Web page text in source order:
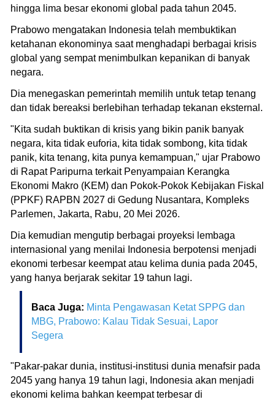
hingga lima besar ekonomi global pada tahun 2045.
Prabowo mengatakan Indonesia telah membuktikan
ketahanan ekonominya saat menghadapi berbagai krisis
global yang sempat menimbulkan kepanikan di banyak
negara.
Dia menegaskan pemerintah memilih untuk tetap tenang
dan tidak bereaksi berlebihan terhadap tekanan eksternal.
"Kita sudah buktikan di krisis yang bikin panik banyak
negara, kita tidak euforia, kita tidak sombong, kita tidak
panik, kita tenang, kita punya kemampuan," ujar Prabowo
di Rapat Paripurna terkait Penyampaian Kerangka
Ekonomi Makro (KEM) dan Pokok-Pokok Kebijakan Fiskal
(PPKF) RAPBN 2027 di Gedung Nusantara, Kompleks
Parlemen, Jakarta, Rabu, 20 Mei 2026.
Dia kemudian mengutip berbagai proyeksi lembaga
internasional yang menilai Indonesia berpotensi menjadi
ekonomi terbesar keempat atau kelima dunia pada 2045,
yang hanya berjarak sekitar 19 tahun lagi.
Baca Juga: Minta Pengawasan Ketat SPPG dan
MBG, Prabowo: Kalau Tidak Sesuai, Lapor
Segera
"Pakar-pakar dunia, institusi-institusi dunia menafsir pada
2045 yang hanya 19 tahun lagi, Indonesia akan menjadi
ekonomi kelima bahkan keempat terbesar di